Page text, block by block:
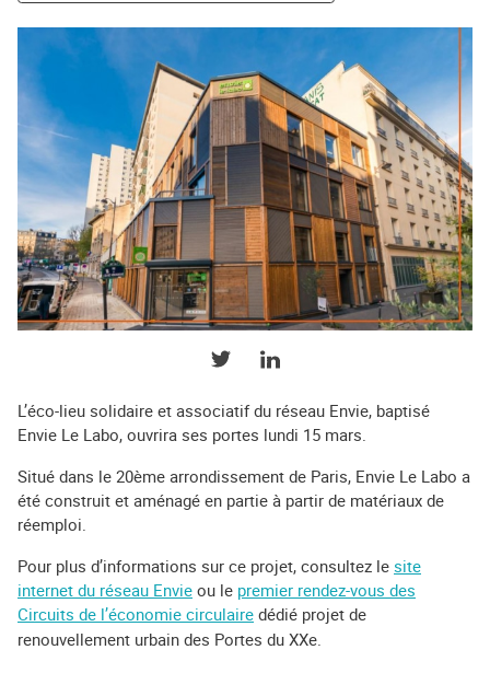
PARTAGER SUR TWITTER
PARTAGER SUR LINKEDIN
L’éco-lieu solidaire et associatif du réseau Envie, baptisé
Envie Le Labo, ouvrira ses portes lundi 15 mars.
Situé dans le 20ème arrondissement de Paris, Envie Le Labo a
été construit et aménagé en partie à partir de matériaux de
réemploi.
Pour plus d’informations sur ce projet, consultez le site
internet du réseau Envie ou le premier rendez-vous des
Circuits de l’économie circulaire dédié projet de
renouvellement urbain des Portes du XXe.